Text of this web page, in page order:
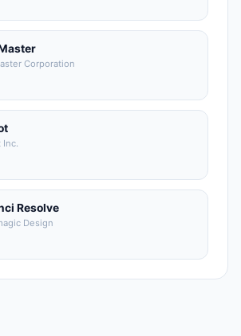
Corporation
Inc.
Resolve
Design